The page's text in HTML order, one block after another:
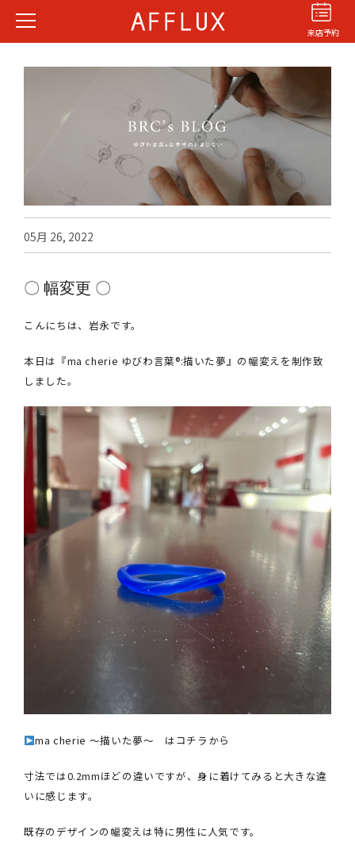
来店予約
結婚指輪
パーフェクト
セットリング
商品カテゴリ
AFFLUXについて
無限大のオーダーメイド
サービス
お役立ち記事
フェア・ニュース
ブログ・お客様の声
カタログ請求
06-7777-7370
受付時間 11:00〜19:00/火曜日定休
よくあるご質問 会社概要 |
採用情報
お問い合わせ
プライバシーポリシー
05月 26, 2022
〇 幅変更 〇
こんにちは、岩永です。
本日は『ma cherie ゆびわ言葉®:描いた夢』の幅変えを制作致
しました。
ma cherie ～描いた夢～ はコチラから
寸法では0.2mmほどの違いですが、身に着けてみると大きな違
いに感じます。
既存のデザインの幅変えは特に男性に人気です。